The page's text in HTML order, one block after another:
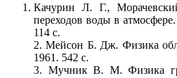
Качурин Л. Г.,
переходов воды в
114 с.
2. Мейсон Б. Дж. Физика
1961. 542 с.
3. Мучник В. М. Физика